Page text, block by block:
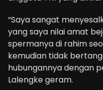
“Saya sangat
yang saya nilai amat
spermanya di rahim
kemudian tidak
hubungannya dengan
Lalengke geram.